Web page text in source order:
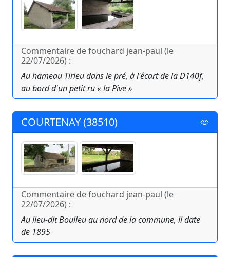
Commentaire de fouchard jean-paul (le
22/07/2026) :
Au hameau Tirieu dans le pré, à l'écart de la D140f,
au bord d'un petit ru « la Pive »
COURTENAY (38510)
Commentaire de fouchard jean-paul (le
22/07/2026) :
Au lieu-dit Boulieu au nord de la commune, il date
de 1895